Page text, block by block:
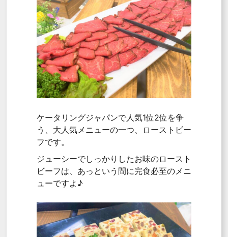
ケータリングジャパンで人気1位2位を争
う、大人気メニューの一つ、ローストビー
フです。
ジューシーでしっかりしたお味のロースト
ビーフは、あっという間に完食必至のメニ
ューですよ♪